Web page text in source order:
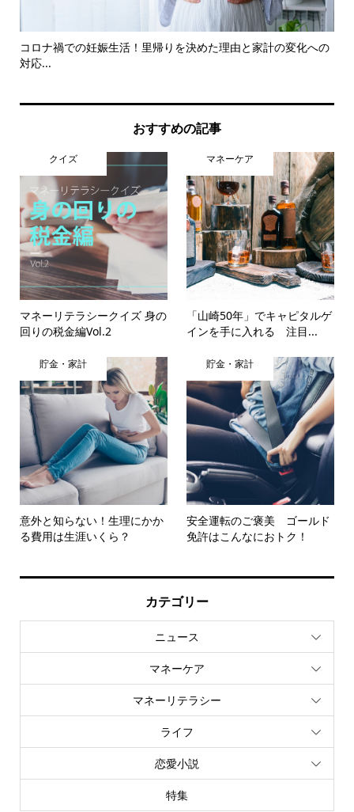
コロナ禍での妊娠生活！里帰りを決めた理由と家計の変化への
対応...
おすすめの記事
クイズ
マネーリテラシークイズ 身の
回りの税金編Vol.2
マネーケア
「山崎50年」でキャピタルゲ
インを手に入れる 注目...
貯金・家計
意外と知らない！生理にかか
る費用は生涯いくら？
貯金・家計
安全運転のご褒美 ゴールド
免許はこんなにおトク！
カテゴリー
ニュース
マネーケア
マネーリテラシー
ライフ
恋愛小説
特集